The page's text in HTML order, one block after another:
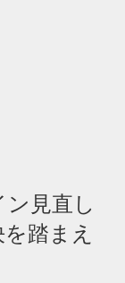
見直し
踏まえ